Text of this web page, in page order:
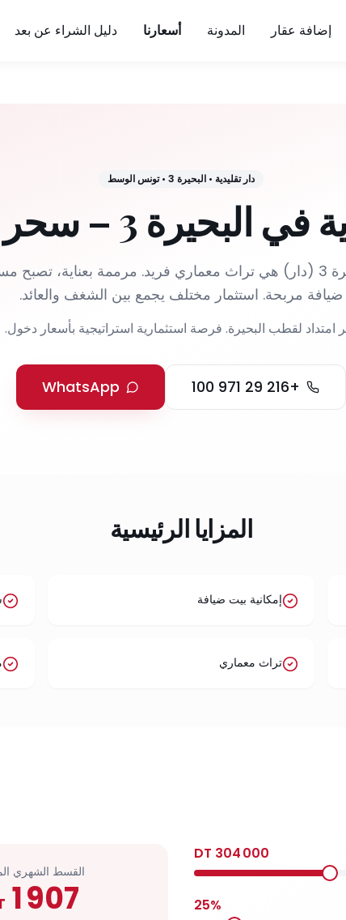
إضافة عقار المدونة أسعارنا دليل الشراء عن بعد
دار تقليدية • البحيرة 3 •تونس الوسط
3 – سحر وأصالة
الدور التقليدية في البحيرة 3 (دار) هي تراث معماري فريد. مرممة
ضيافة مربحة. استثمار مختلف يجمع بين الشغف والعائد.
امتداد لقطب البحيرة. فرصة استثمارية استراتيجية بأسعار دخول.
WhatsApp +216 29 971 100
المزايا الرئيسية
إمكانية بيت ضيافة
تراث معماري
304 000
25%
القسط الشهري
1 907